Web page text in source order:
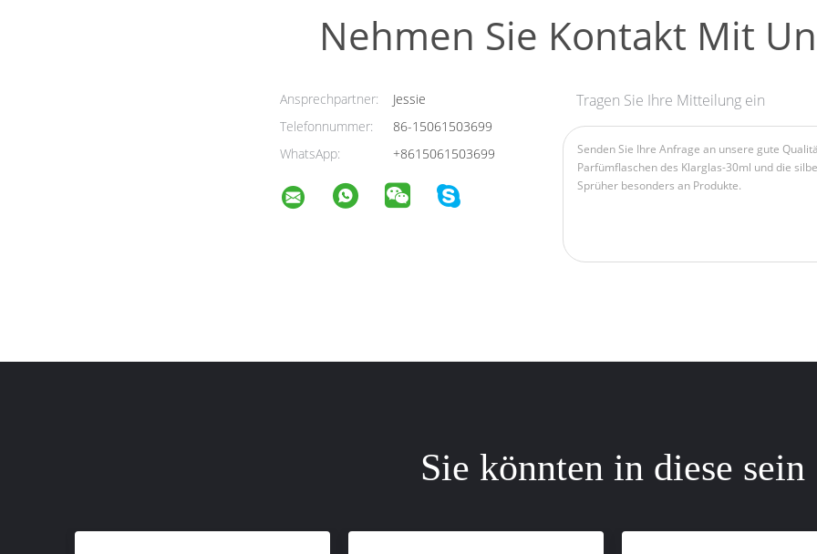
Nehmen Sie Kontakt Mit
Ansprechpartner:
Jessie
Telefonnummer:
86-15061503699
WhatsApp:
+8615061503699
Tragen Sie Ihre Mitteilung ein
Sie könnten in diese sein